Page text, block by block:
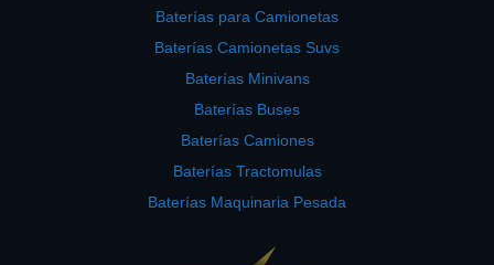
Baterías para Camionetas
Baterías Camionetas Suvs
Baterías Minivans
Baterías Buses
Baterías Camiones
Baterías Tractomulas
Baterías Maquinaria Pesada